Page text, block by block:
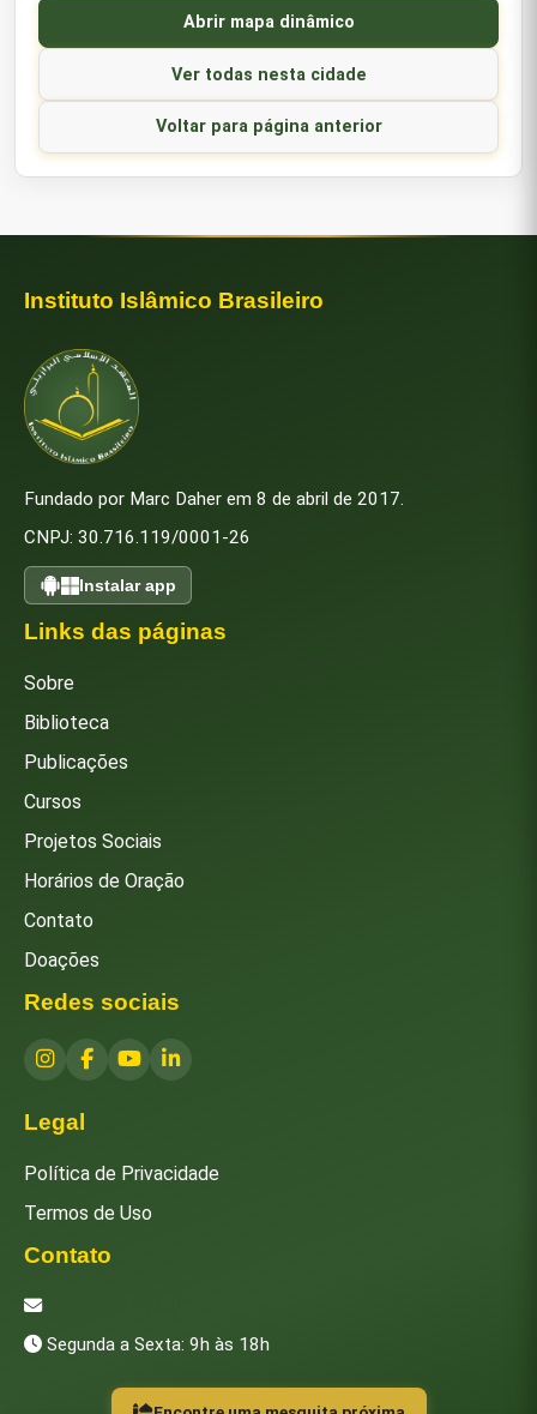
Abrir mapa dinâmico
Ver todas nesta cidade
Voltar para página anterior
Instituto Islâmico Brasileiro
Fundado por Marc Daher em 8 de abril de 2017.
CNPJ: 30.716.119/0001-26
Instalar app
Links das páginas
Sobre
Biblioteca
Publicações
Cursos
Projetos Sociais
Horários de Oração
Contato
Doações
Redes sociais
Legal
Política de Privacidade
Termos de Uso
Contato
Segunda a Sexta: 9h às 18h